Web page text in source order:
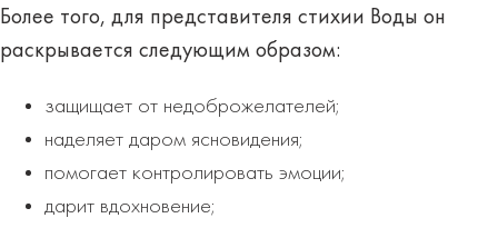
Более того, для представителя стихии Воды он
раскрывается следующим образом:
защищает от недоброжелателей;
наделяет даром ясновидения;
помогает контролировать эмоции;
дарит вдохновение;